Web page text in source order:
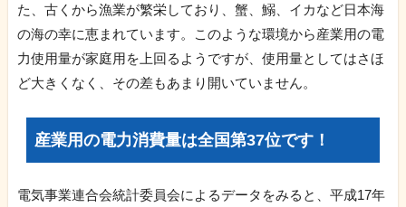
た、古くから漁業が繁栄しており、蟹、鰯、イカなど日本海
の海の幸に恵まれています。このような環境から産業用の電
力使用量が家庭用を上回るようですが、使用量としてはさほ
ど大きくなく、その差もあまり開いていません。
産業用の電力消費量は全国第37位です！
電気事業連合会統計委員会によるデータをみると、平成17年